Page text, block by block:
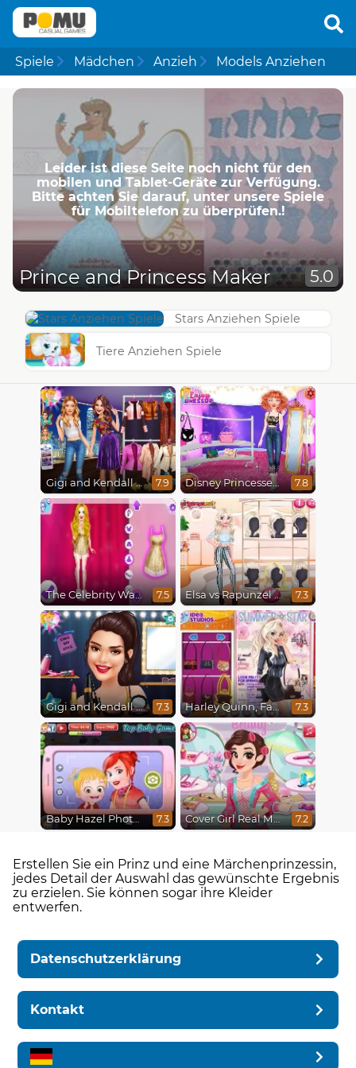
Spiele Mädchen Anzieh Models Anziehen
Leider ist diese Seite noch nicht für den
mobilen und Tablet-Geräte zur Verfügung.
Bitte achten Sie darauf, unter unsere Spiele
für Mobiltelefon zu überprüfen.!
Prince and Princess Maker 5.0
Stars Anziehen Spiele
Tiere Anziehen Spiele
Gigi and Kendall BFFS 7.9 Disney Princesses Runway Show 7.8
The Celebrity Way Of Life 7.5 Elsa vs Rapunzel Fashion Game 7.3
Gigi and Kendall Fashionistas 7.3 Harley Quinn, Fashionista on the Cover 7.3
Baby Hazel Photoshoot 7.3 Cover Girl Real Makeover 7.2
Erstellen Sie ein Prinz und eine Märchenprinzessin,
jedes Detail der Auswahl das gewünschte Ergebnis
zu erzielen. Sie können sogar ihre Kleider
entwerfen.
Datenschutzerklärung
Kontakt